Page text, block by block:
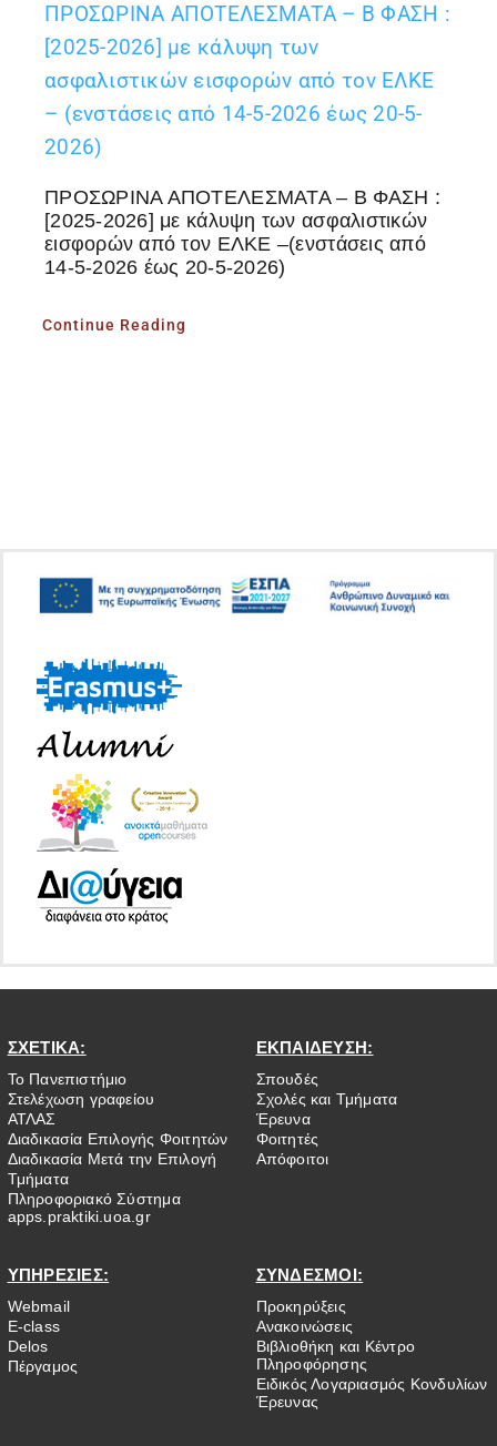
ΠΡΟΣΩΡΙΝΑ ΑΠΟΤΕΛΕΣΜΑΤΑ – Β ΦΑΣΗ :
[2025-2026] με κάλυψη των
ασφαλιστικών εισφορών από τον ΕΛΚΕ
– (ενστάσεις από 14-5-2026 έως 20-5-
2026)
ΠΡΟΣΩΡΙΝΑ ΑΠΟΤΕΛΕΣΜΑΤΑ – Β ΦΑΣΗ :
[2025-2026] με κάλυψη των ασφαλιστικών
εισφορών από τον ΕΛΚΕ –(ενστάσεις από
14-5-2026 έως 20-5-2026)
Continue Reading
ΣΧΕΤΙΚΑ:
Το Πανεπιστήμιο
Στελέχωση γραφείου
ΑΤΛΑΣ
Διαδικασία Επιλογής Φοιτητών
Διαδικασία Μετά την Επιλογή
Τμήματα
Πληροφοριακό Σύστημα
apps.praktiki.uoa.gr
ΕΚΠΑΙΔΕΥΣΗ:
Σπουδές
Σχολές και Τμήματα
Έρευνα
Φοιτητές
Απόφοιτοι
ΥΠΗΡΕΣΙΕΣ:
Webmail
E-class
Delos
Πέργαμος
ΣΥΝΔΕΣΜΟΙ:
Προκηρύξεις
Ανακοινώσεις
Βιβλιοθήκη και Κέντρο
Πληροφόρησης
Ειδικός Λογαριασμός Κονδυλίων
Έρευνας